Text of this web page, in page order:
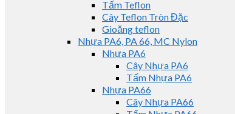
Tấm Teflon
Cây Teflon Tròn Đặc
Gioăng teflon
Nhựa PA6, PA 66, MC Nylon
Nhựa PA6
Cây Nhựa PA6
Tấm Nhựa PA6
Nhựa PA66
Cây Nhựa PA66